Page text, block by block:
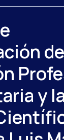
de
y la